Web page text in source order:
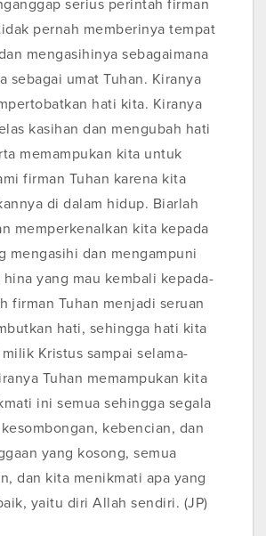
serius perintah firman
pernah memberinya tempat
mengasihinya sebagaimana
sebagai umat Tuhan. Kiranya
hati kita. Kiranya
kasihan dan mengubah hati
memampukan kita untuk
firman Tuhan karena kita
di dalam hidup. Biarlah
memperkenalkan kita kepada
mengasihi dan mengampuni
yang mau kembali kepada-
firman Tuhan menjadi seruan
hati, sehingga hati kita
Kristus sampai selama-
Tuhan memampukan kita
ini semua sehingga segala
kebencian, dan
yang kosong, semua
dan kita menikmati apa yang
yaitu diri Allah sendiri. (JP)